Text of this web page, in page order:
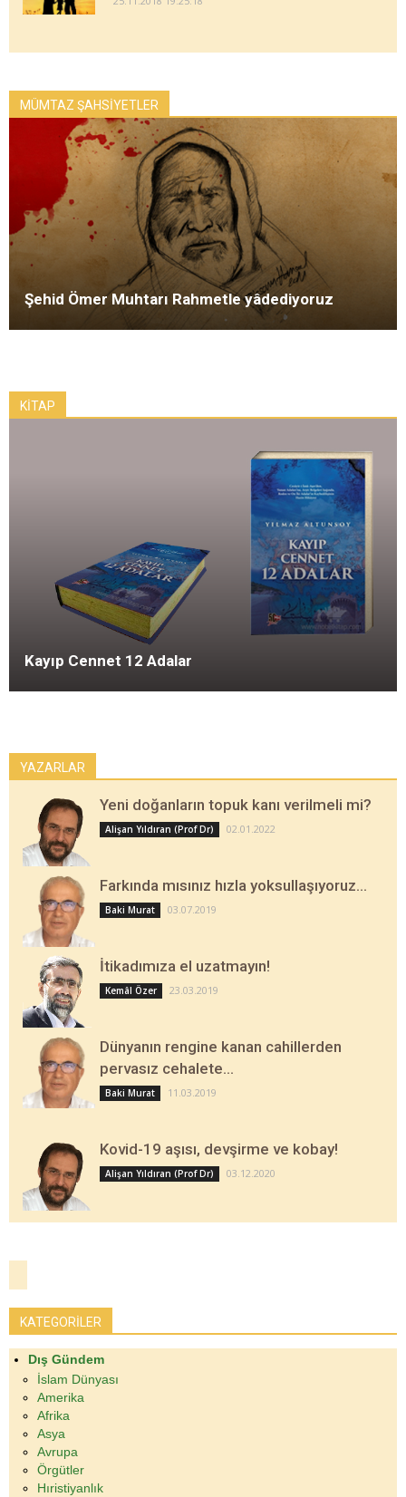
MÜMTAZ ŞAHSİYETLER
Şehid Ömer Muhtarı Rahmetle yâdediyoruz
KİTAP
Kayıp Cennet 12 Adalar
YAZARLAR
Yeni doğanların topuk kanı verilmeli mi?
Alişan Yıldıran (Prof Dr) 02.01.2022
Farkında mısınız hızla yoksullaşıyoruz…
Baki Murat 03.07.2019
İtikadımıza el uzatmayın!
Kemâl Özer 23.03.2019
Dünyanın rengine kanan cahillerden
pervasız cehalete…
Baki Murat 11.03.2019
Kovid-19 aşısı, devşirme ve kobay!
Alişan Yıldıran (Prof Dr) 03.12.2020
KATEGORİLER
Dış Gündem
İslam Dünyası
Amerika
Afrika
Asya
Avrupa
Örgütler
Hıristiyanlık